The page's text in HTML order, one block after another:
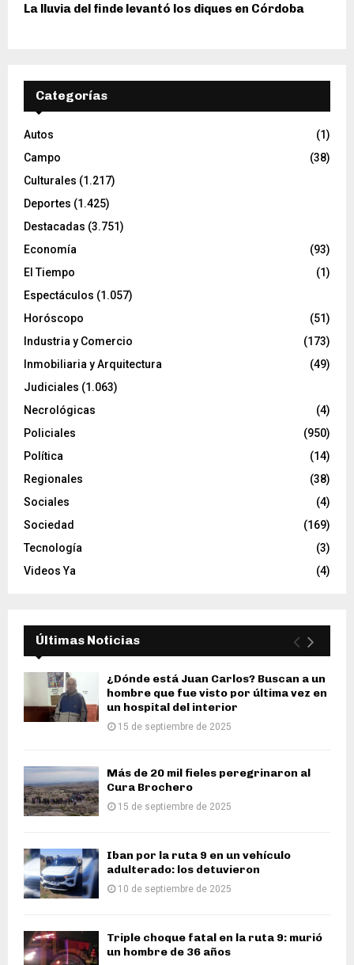
La lluvia del finde levantó los diques en Córdoba
Categorías
Autos
(1)
Campo
(38)
Culturales (1.217)
Deportes (1.425)
Destacadas (3.751)
Economía
(93)
El Tiempo
(1)
Espectáculos (1.057)
Horóscopo
(51)
Industria y Comercio
(173)
Inmobiliaria y Arquitectura
(49)
Judiciales (1.063)
Necrológicas
(4)
Policiales
(950)
Política
(14)
Regionales
(38)
Sociales
(4)
Sociedad
(169)
Tecnología
(3)
Videos Ya
(4)
Últimas Noticias
¿Dónde está Juan Carlos? Buscan a un
hombre que fue visto por última vez en
un hospital del interior
15 de septiembre de 2025
Más de 20 mil fieles peregrinaron al
Cura Brochero
15 de septiembre de 2025
Iban por la ruta 9 en un vehículo
adulterado: los detuvieron
10 de septiembre de 2025
Triple choque fatal en la ruta 9: murió
un hombre de 36 años